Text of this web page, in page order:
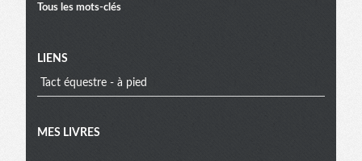
Tous les mots-clés
LIENS
Tact équestre - à pied
MES LIVRES